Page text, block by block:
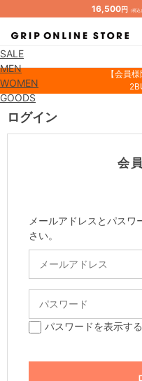
16,500円 （税込）
SALE
MEN
WOMEN
GOODS
【会員
ログイン
会
メールアドレスとパス
さい。
パスワードを表示する